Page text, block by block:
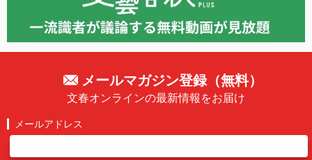
メールマガジン登録（無料）
文春オンラインの最新情報をお届け
メールアドレス